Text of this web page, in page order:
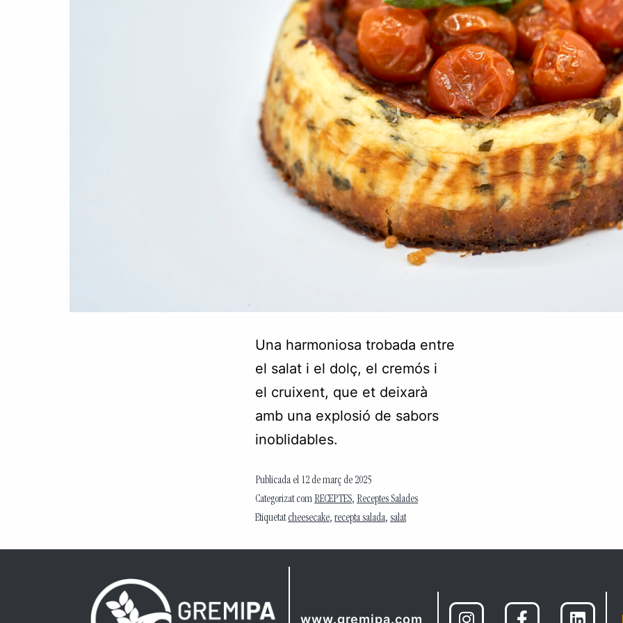
Una harmoniosa trobada entre
el salat i el dolç, el cremós i
el cruixent, que et deixarà
amb una explosió de sabors
inoblidables.
Publicada el 12 de març de 2025
Categorizat comRECEPTES, Receptes Salades
Etiquetatcheesecake, recepta salada, salat
www.gremipa.com